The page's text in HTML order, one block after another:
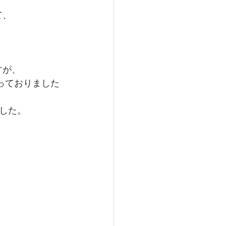
、
ておりました
た。